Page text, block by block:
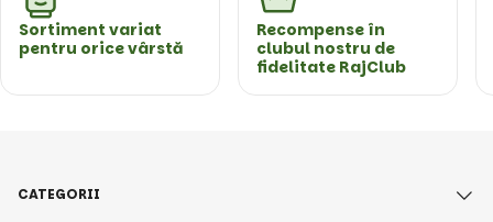
Sortiment variat
pentru orice vârstă
Recompense în
clubul nostru de
fidelitate RajClub
CATEGORII